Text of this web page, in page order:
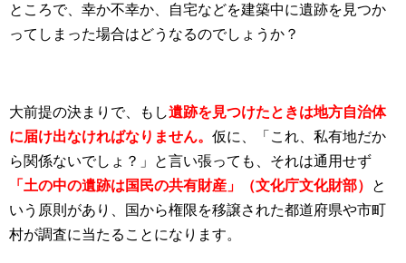
ところで、幸か不幸か、自宅などを建築中に遺跡を見つか
ってしまった場合はどうなるのでしょうか？
大前提の決まりで、もし遺跡を見つけたときは地方自治体
に届け出なければなりません。 仮に、「これ、私有地だか
ら関係ないでしょ？」と言い張っても、それは通用せず
「土の中の遺跡は国民の共有財産」（文化庁文化財部）
と
いう原則があり、国から権限を移譲された都道府県や市町
村が調査に当たることになります。